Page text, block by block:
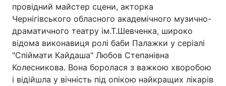
Техно і зв'язок Лайт
Зброя Інциденти
Здоров'я Туризм
Цікавинки Погода
провідний майстер сцени, акторка
Чернігівського обласного академічного музично-
драматичного театру ім.Т.Шевченка, широко
відома виконавиця ролі баби Палажки у серіалі
"Спіймати Кайдаша" Любов Степанівна
Колесникова. Вона боролася з важкою хворобою
і відійшла у вічність під опікою найкращих лікарів